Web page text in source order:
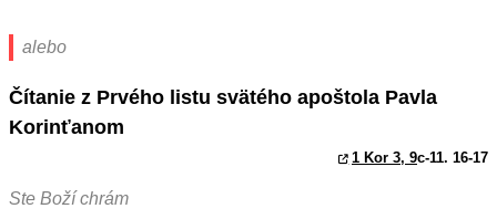
alebo
Čítanie z Prvého listu svätého apoštola Pavla
Korinťanom
1 Kor 3, 9c-11. 16-17
Ste Boží chrám